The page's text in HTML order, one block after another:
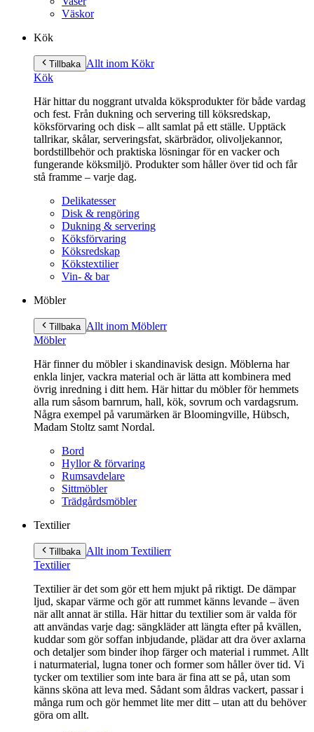
Väskor
Kök
Tillbaka Allt inom Kökr
Kök
Här hittar du noggrant utvalda köksprodukter för både vardag
och fest. Från dukning och servering till köksredskap,
köksförvaring och disk – allt samlat på ett ställe. Upptäck
tallrikar, skålar, serveringsfat, skärbrädor, olivoljekannor,
bordstillbehör och praktiska lösningar för en vacker och
fungerande köksmiljö. Produkter som håller över tid och får
stå framme – varje dag.
Delikatesser
Disk & rengöring
Dukning & servering
Köksförvaring
Köksredskap
Kökstextilier
Vin- & bar
Möbler
Tillbaka Allt inom Möblerr
Möbler
Här finner du möbler i skandinavisk design. Möblerna har
enkla linjer, vackra material och är lätta att kombinera med
övrig inredning i ditt hem. Här hittar du möbler för hemmets
alla rum såsom barnrum, hall, kök, sovrum och vardagsrum.
Några exempel på varumärken är Bloomingville, Hübsch,
Madam Stoltz samt Nordal.
Bord
Hyllor & förvaring
Rumsavdelare
Sittmöbler
Trädgårdsmöbler
Textilier
Tillbaka Allt inom Textilierr
Textilier
Textilier är det som gör ett hem mjukt på riktigt. De dämpar
ljud, skapar värme och gör att rummet känns levande – även
när allt annat är stilla. Här hittar du textilier som är valda för
att användas varje dag: sängkläder att längta efter på kvällen,
kuddar som gör soffan inbjudande, plädar att dra över axlarna
och detaljer som binder ihop färger och material i rummet. Allt
i naturmaterial, lugna toner och former som håller över tid. Vi
tycker om textilier som inte bara är fina att se på, utan som
känns sköna att leva med. Sådant som åldras vackert, passar i
många rum och gör hemmet lite mer ditt – utan att du behöver
göra om allt.